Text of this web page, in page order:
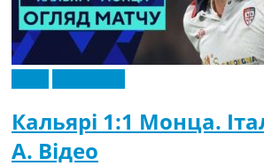
Кальярі 1:1 Монца.
A. Відео